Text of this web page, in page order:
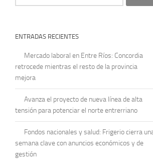
ENTRADAS RECIENTES
Mercado laboral en Entre Ríos: Concordia
retrocede mientras el resto de la provincia
mejora
Avanza el proyecto de nueva línea de alta
tensión para potenciar el norte entrerriano
Fondos nacionales y salud: Frigerio cierra
semana clave con anuncios económicos y de
gestión